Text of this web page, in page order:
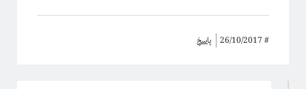
#
26/10/2017 پاسخ